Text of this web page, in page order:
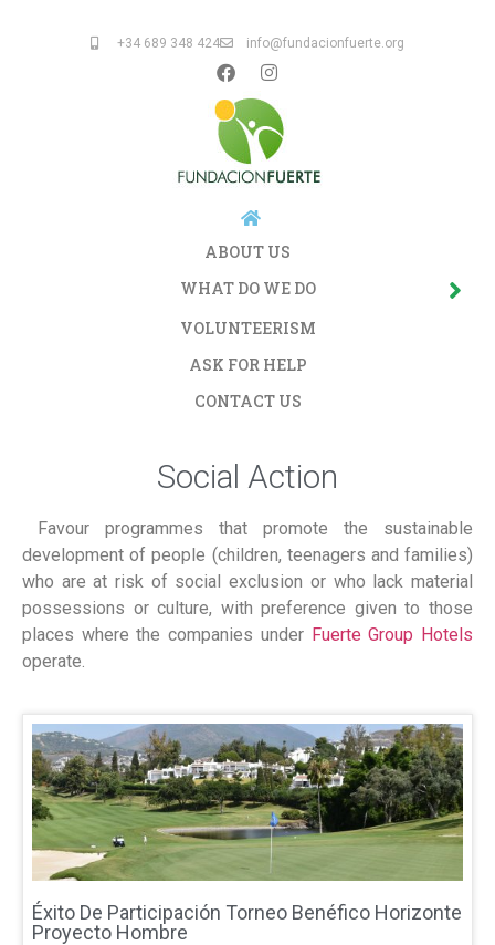
+34 689 348 424 info@fundacionfuerte.org
ABOUT US
WHAT DO WE DO
VOLUNTEERISM
ASK FOR HELP
CONTACT US
Social Action
Favour programmes that promote the sustainable
development of people (children, teenagers and families)
who are at risk of social exclusion or who lack material
possessions or culture, with preference given to those
places where the companies under Fuerte Group Hotels
operate.
Éxito De Participación Torneo Benéfico Horizonte
Proyecto Hombre